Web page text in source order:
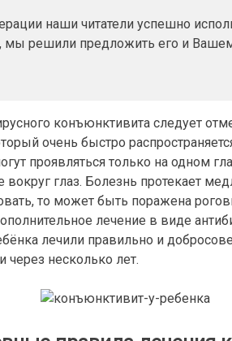
наши читатели успешно
мы решили предложить его и
конъюнктивита следует
очень быстро
проявляться только на одном
вокруг глаз. Болезнь протекает
то может быть поражена
лечение в виде
лечили правильно и
несколько лет.